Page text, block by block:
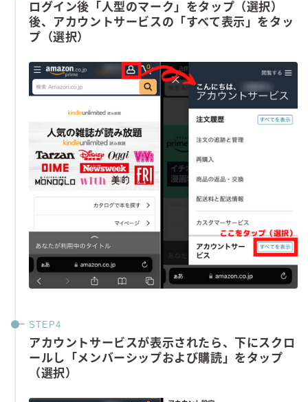
ログイン後「人型のマーク」をタップ（選択）
後、アカウントサービスの「すべて表示」をタッ
プ（選択）
アカウントサービスが表示されたら、下にスクロ
ールし「メンバーシップおよび購読」をタップ
（選択）